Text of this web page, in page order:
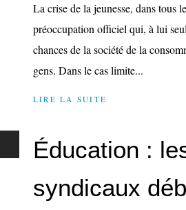
La crise de la jeunesse, dans tous
préoccupation officiel qui, à lui
chances de la société de la
gens. Dans le cas limite...
LIRE LA SUITE
Éducation :
syndicaux